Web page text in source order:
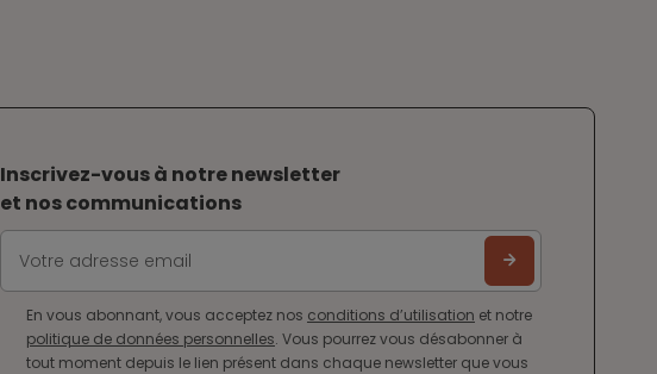
Inscrivez-vous à notre newsletter
et nos communications
En vous abonnant, vous acceptez nos conditions d’utilisation et notre
politique de données personnelles. Vous pourrez vous désabonner à
tout moment depuis le lien présent dans chaque newsletter que vous